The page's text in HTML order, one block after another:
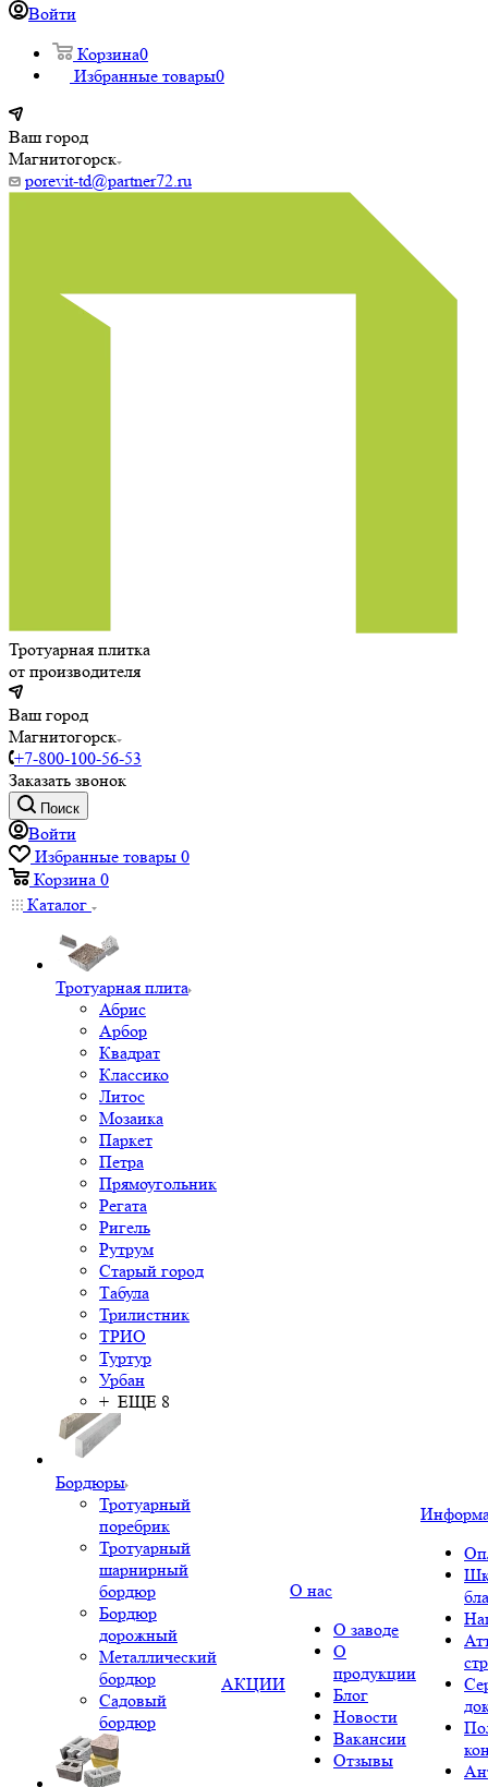
Войти
Корзина0
Избранные товары0
Ваш город
Магнитогорск
porevit-td@partner72.ru
Тротуарная плитка
от производителя
Ваш город
Магнитогорск
+7-800-100-56-53
Заказать звонок
Поиск
Войти
Избранные товары 0
Корзина 0
Каталог
Тротуарная плита
Абрис
Арбор
Квадрат
Классико
Литос
Мозаика
Паркет
Петра
Прямоугольник
Регата
Ригель
Рутрум
Старый город
Табула
Трилистник
ТРИО
Туртур
Урбан
+ ЕЩЕ 8
Бордюры
Тротуарный
поребрик
Тротуарный
шарнирный
бордюр
Бордюр
дорожный
Металлический
бордюр
Садовый
бордюр
АКЦИИ
О нас
О заводе
О
продукции
Блог
Новости
Вакансии
Отзывы